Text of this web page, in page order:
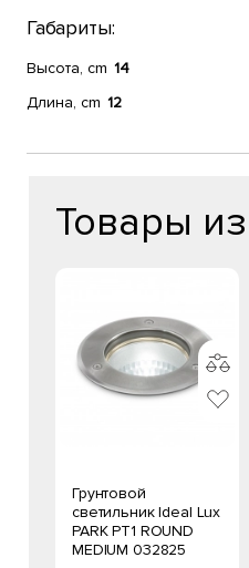
Габариты:
Высота, cm 14
Длина, cm 12
Товары
Грунтовой
светильник Ideal Lux
PARK PT1 ROUND
MEDIUM 032825